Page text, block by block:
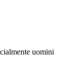
uomini